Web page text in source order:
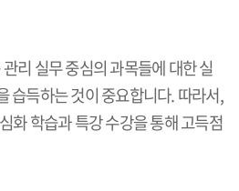
리 실무 중심의 과목들에 대한 실
습득하는 것이 중요합니다. 따라서,
화 학습과 특강 수강을 통해 고득점